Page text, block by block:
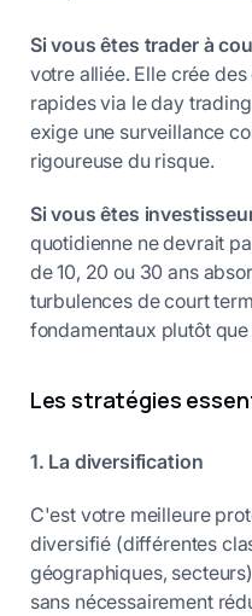
Si vous êtes trader à
votre alliée. Elle crée
rapides via le day
exige une surveillance
rigoureuse du risque.
Si vous êtes
quotidienne ne devrait
de 10, 20 ou 30 ans
turbulences de court
fondamentaux plutôt
Les stratégies
1. La diversification
C'est votre meilleure
diversifié (différentes
géographiques,
sans nécessairement